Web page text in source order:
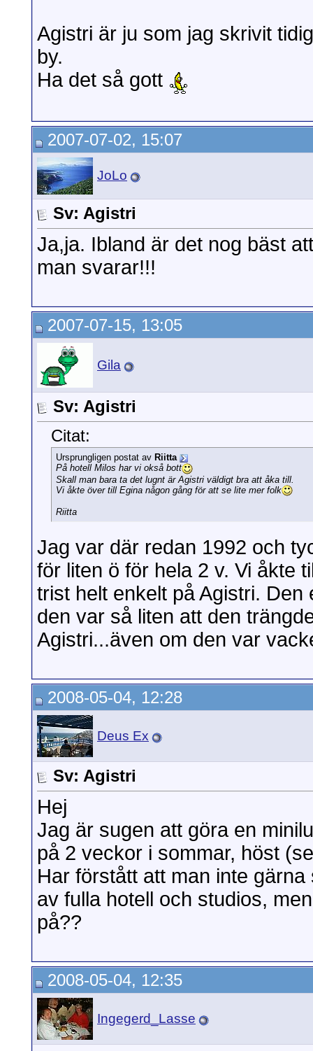
Agistri är ju som jag skrivit
by.
Ha det så gott
2007-07-02, 15:07
JoLo
Sv: Agistri
Ja,ja. Ibland är det nog bäst
man svarar!!!
2007-07-15, 13:05
Gila
Sv: Agistri
Citat:
Ursprungligen postat av Riitta
På hotell Milos har vi okså bott
Skall man bara ta det lugnt är Agistri väldigt bra att åka till.
Vi åkte över till Egina någon gång för att se lite mer folk
Riitta
Jag var där redan 1992 och
för liten ö för hela 2 v. Vi åkte
trist helt enkelt på Agistri.
den var så liten att den
Agistri...även om den var
2008-05-04, 12:28
Deus Ex
Sv: Agistri
Hej
Jag är sugen att göra en
på 2 veckor i sommar, höst
Har förstått att man inte
av fulla hotell och studios,
på??
2008-05-04, 12:35
Ingegerd_Lasse